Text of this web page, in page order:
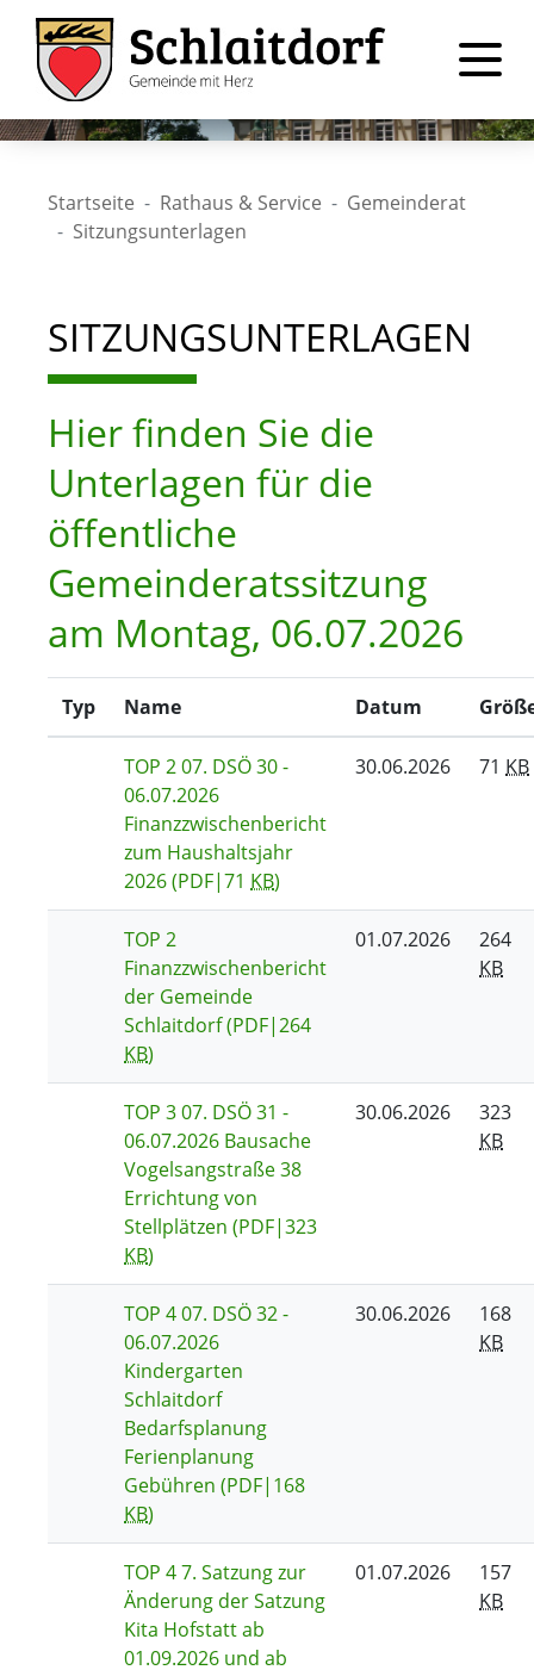
Startseite Rathaus & Service
Gemeinderat
Sitzungsunterlagen
SITZUNGSUNTERLAGEN
Hier finden Sie die
Unterlagen für die
öffentliche
Gemeinderatssitzung
am Montag, 06.07.2026
Typ Name Datum
TOP 2 07. DSÖ 30 -
06.07.2026
Finanzzwischenbericht
zum Haushaltsjahr
2026(PDF|71 KB)
30.06.2026 71 KB
TOP 2
Finanzzwischenbericht
der Gemeinde
Schlaitdorf(PDF|264
KB)
01.07.2026
264
KB
TOP 3 07. DSÖ 31 -
06.07.2026 Bausache
Vogelsangstraße 38
Errichtung von
Stellplätzen (PDF|323
KB)
30.06.2026
323
KB
TOP 4 07. DSÖ 32 -
06.07.2026
Kindergarten
Schlaitdorf
Bedarfsplanung
Ferienplanung
Gebühren (PDF|168
KB)
30.06.2026
168
KB
TOP 4 7. Satzung zur
Änderung der Satzung
Kita Hofstatt ab
01.09.2026 und ab
01.07.2026
157
KB